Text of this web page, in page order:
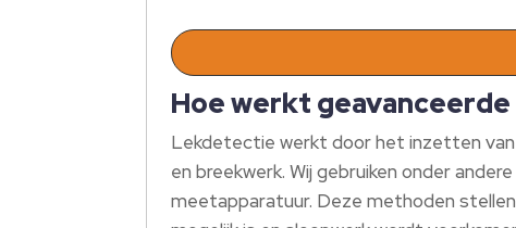
Hoe werkt
Lekdetectie werkt door het inzetten van
en breekwerk. Wij gebruiken onder
meetapparatuur. Deze methoden